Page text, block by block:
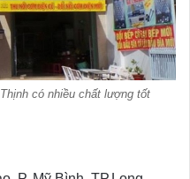
có nhiều chất lượng tốt